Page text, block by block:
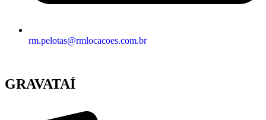
rm.pelotas@rmlocacoes.com.br
GRAVATAÍ